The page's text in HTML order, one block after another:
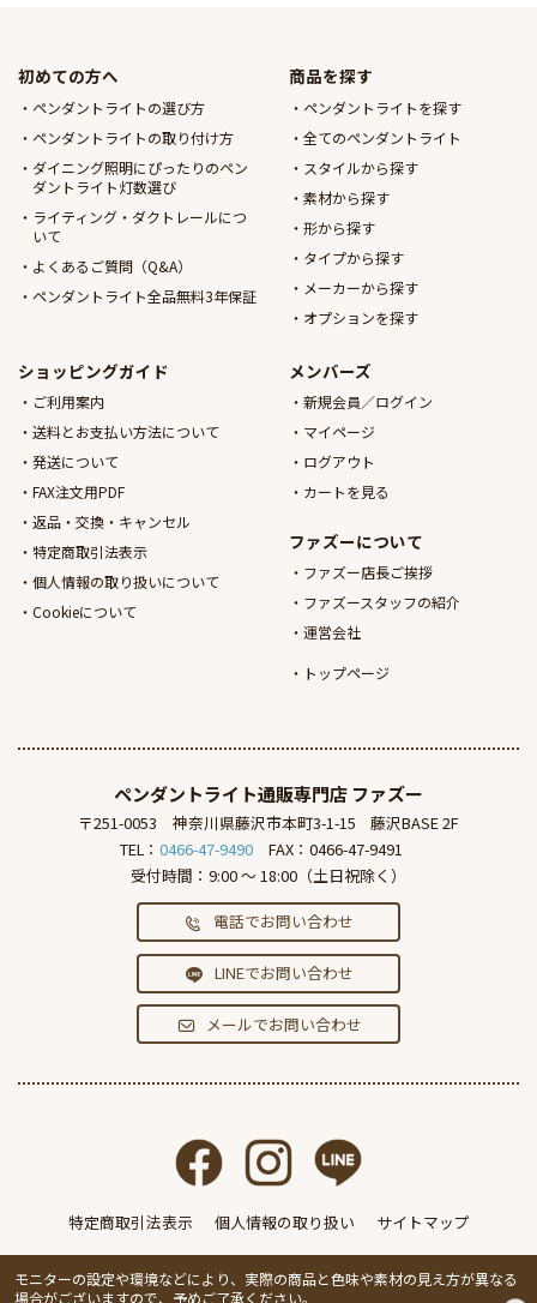
初めての方へ
ペンダントライトの選び方
ペンダントライトの取り付け方
ダイニング照明にぴったりのペン
ダントライト灯数選び
ライティング・ダクトレールにつ
いて
よくあるご質問（Q&A）
ペンダントライト全品無料3年保証
商品を探す
ペンダントライトを探す
全てのペンダントライト
スタイルから探す
素材から探す
形から探す
タイプから探す
メーカーから探す
オプションを探す
ショッピングガイド
ご利用案内
送料とお支払い方法について
発送について
FAX注文用PDF
返品・交換・キャンセル
特定商取引法表示
個人情報の取り扱いについて
Cookieについて
メンバーズ
新規会員／ログイン
マイページ
ログアウト
カートを見る
ファズーについて
ファズー店長ご挨拶
ファズースタッフの紹介
運営会社
トップページ
ペンダントライト通販専門店 ファズー
〒251-0053 神奈川県藤沢市本町3-1-15
藤沢BASE 2F
TEL： 0466-47-9490
FAX：0466-47-9491
受付時間：9:00 ～ 18:00（土日祝除く）
電話でお問い合わせ
LINEでお問い合わせ
メールでお問い合わせ
特定商取引法表示 個人情報の取り扱い サイトマップ
モニターの設定や環境などにより、実際の商品と色味や素材の見え方が異なる
場合がございますので、予めご了承ください。